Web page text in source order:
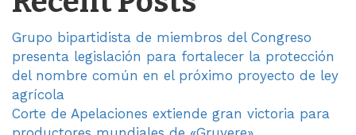
Grupo bipartidista de miembros del Congreso
presenta legislación para fortalecer la protección
del nombre común en el próximo proyecto de ley
agrícola
Corte de Apelaciones extiende gran victoria para